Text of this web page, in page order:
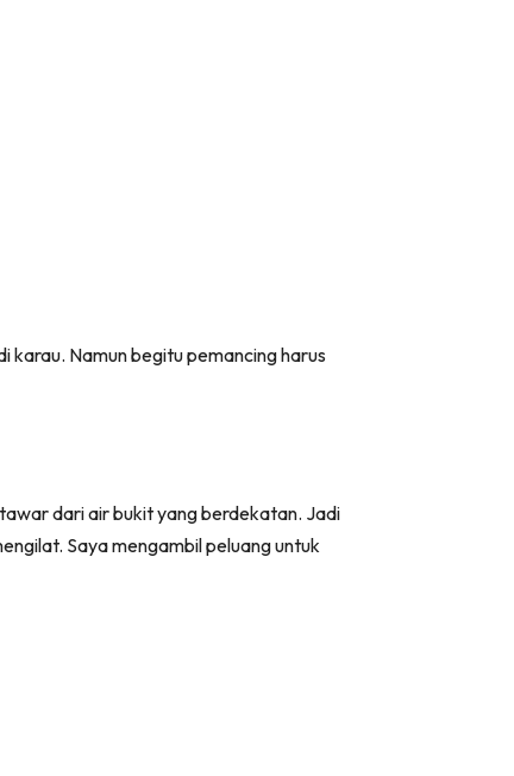
karau. Namun begitu pemancing harus
dari air bukit yang berdekatan. Jadi
Saya mengambil peluang untuk